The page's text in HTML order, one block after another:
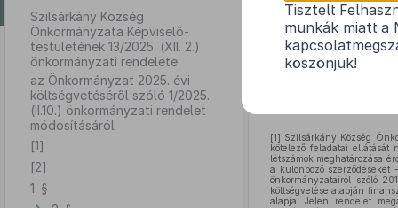
Szilsárkány Község
Önkormányzata Képviselő-
testületének 13/2025. (XII. 2.)
önkormányzati rendelete
az Önkormányzat 2025. évi
költségvetéséről szóló 1/2025.
(II.10.) önkormányzati rendelet
módosításáról
[1]
[2]
1. §
az
[1] Szilsárkány Község
kötelező feladatai ellátását
létszámok meghatározása
a különböző
önkormányzatairól szóló
költségvetése alapján
alapja. Jelen rendelet
Tisztelt
munkák miatt a
köszönjük!